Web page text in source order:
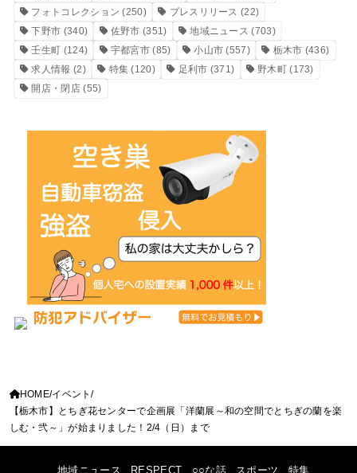
フォトコレクション (250) プレスリリース (22)
下野市 (340) 佐野市 (351) 地域ニュース (703)
壬生町 (124) 宇都宮市 (85) 小山市 (557) 栃木市 (436)
求人情報 (2) 特集 (120) 足利市 (371) 野木町(173)
開店・閉店(55)
HOME イベント
【栃木市】とちぎ花センターで企画展「洋蘭展～和の空間でとちぎの蘭を楽
しむ・弐～」が始まりました！2/4（日）まで
地域ニュース RESPECT ○○な話 スポーツ 特集